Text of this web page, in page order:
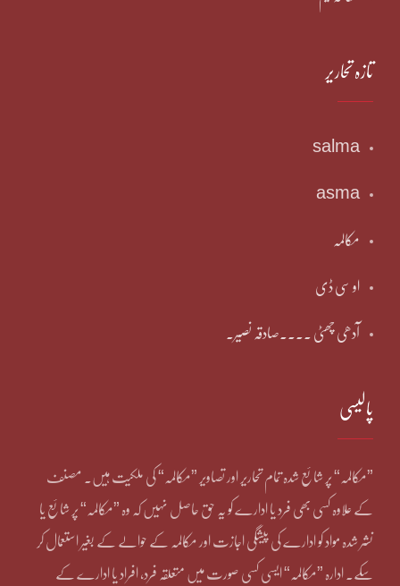
تازہ تحاریر
salma
asma
مکالمہ
او سی ڈی
آدھی چھٹی ۔۔۔۔صادقہ نصیر۔
پالیسی
”مکالمہ“ پر شائع شدہ تمام تحاریر اور تصاویر ”مکالمہ“ کی ملکیت ہیں۔ مصنف
کے علاوہ کسی بھی فرد یا ادارے کو یہ حق حاصل نہیں کہ وہ ”مکالمہ“ پر شائع یا
نشر شدہ مواد کو ادارے کی پیشگی اجازت اور مکالمہ کے حوالے کے بغیر استعمال کر
سکے۔ ادارہ ”مکالمہ“ ایسی کسی صورت میں متعلقہ فرد، افراد یا ادارے کے